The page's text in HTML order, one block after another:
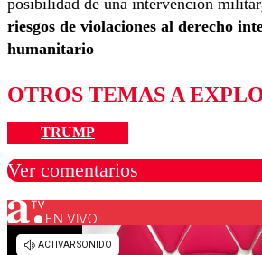
posibilidad de una intervención militar
riesgos de violaciones al derecho
humanitario
OTROS TEMAS A
TRUMP
Ver comentarios
Los comentarios son moderados
diálogo respetuoso.
EN VIVO